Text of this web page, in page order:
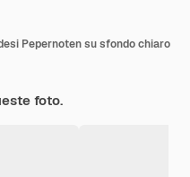
Pepernoten su sfondo chiaro
foto.